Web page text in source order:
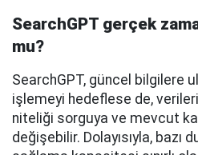
SearchGPT gerçek
mu?
SearchGPT, güncel bilgilere
işlemeyi hedeflese de,
niteliği sorguya ve mevcut
değişebilir. Dolayısıyla, bazı